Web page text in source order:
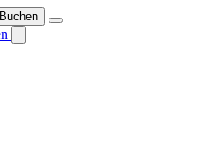
Buchen